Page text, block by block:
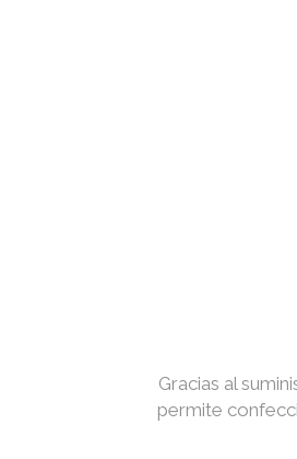
Gracias al
permite